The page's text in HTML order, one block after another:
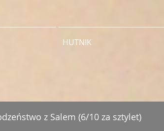
HUTNIK
z Salem (6/10 za sztylet)